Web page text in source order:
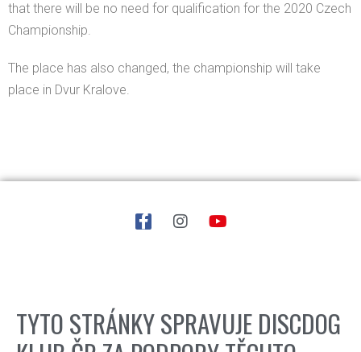
that there will be no need for qualification for the 2020 Czech
Championship.
The place has also changed, the championship will take
place in Dvur Kralove.
TYTO STRÁNKY SPRAVUJE DISCDOG